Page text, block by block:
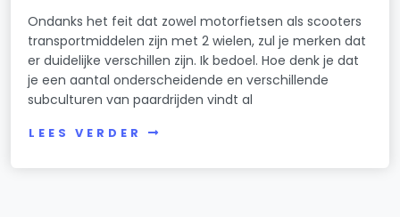
Ondanks het feit dat zowel motorfietsen als scooters
transportmiddelen zijn met 2 wielen, zul je merken dat
er duidelijke verschillen zijn. Ik bedoel. Hoe denk je dat
je een aantal onderscheidende en verschillende
subculturen van paardrijden vindt al
LEES VERDER